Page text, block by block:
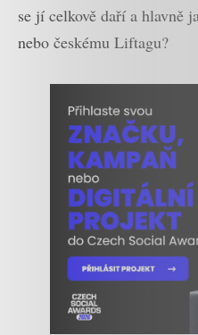
se jí celkově daří a hlavně
nebo českému Liftagu?